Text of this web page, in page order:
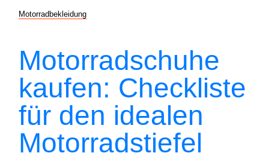
Motorradbekleidung
Motorradschuhe
kaufen: Checkliste
für den idealen
Motorradstiefel